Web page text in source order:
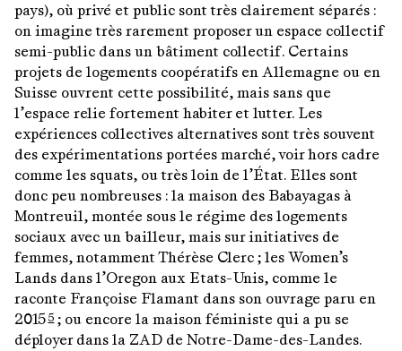
pays), où privé et public sont très clairement séparés :
on imagine très rarement proposer un espace collectif
semi-public dans un bâtiment collectif. Certains
projets de logements coopératifs en Allemagne ou en
Suisse ouvrent cette possibilité, mais sans que
l’espace relie fortement habiter et lutter. Les
expériences collectives alternatives sont très souvent
des expérimentations portées marché, voir hors cadre
comme les squats, ou très loin de l’État. Elles sont
donc peu nombreuses : la maison des Babayagas à
Montreuil, montée sous le régime des logements
sociaux avec un bailleur, mais sur initiatives de
femmes, notamment Thérèse Clerc ; les Women’s
Lands dans l’Oregon aux Etats-Unis, comme le
raconte Françoise Flamant dans son ouvrage paru en
2015 5; ou encore la maison féministe qui a pu se
déployer dans la ZAD de Notre-Dame-des-Landes.